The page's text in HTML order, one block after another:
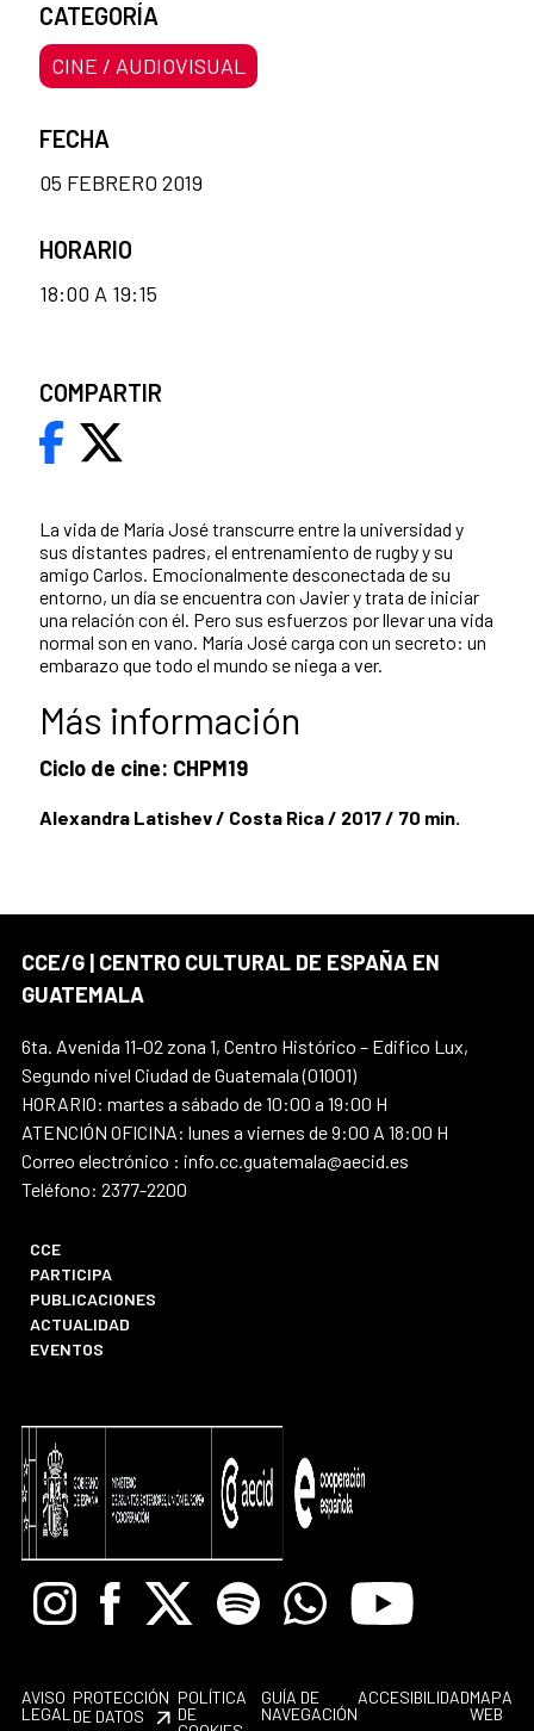
La vida de María José transcurre entre la universidad y
sus distantes padres, el entrenamiento de rugby y su
amigo Carlos. Emocionalmente desconectada de su
entorno, un día se encuentra con Javier y trata de iniciar
una relación con él. Pero sus esfuerzos por llevar una vida
normal son en vano. María José carga con un secreto: un
embarazo que todo el mundo se niega a ver.
Más información
Ciclo de cine: CHPM19
Alexandra Latishev / Costa Rica / 2017 / 70 min.
CATEGORÍA
CINE / AUDIOVISUAL
FECHA
05 FEBRERO 2019
HORARIO
18:00 A 19:15
COMPARTIR
CCE/G | CENTRO CULTURAL DE ESPAÑA EN
GUATEMALA
6ta. Avenida 11-02 zona 1, Centro Histórico – Edifico Lux,
Segundo nivel Ciudad de Guatemala (01001)
HORARIO: martes a sábado de 10:00 a 19:00 H
ATENCIÓN OFICINA: lunes a viernes de 9:00 A 18:00 H
Correo electrónico : info.cc.guatemala@aecid.es
Teléfono: 2377-2200
CCE
PARTICIPA
PUBLICACIONES
ACTUALIDAD
EVENTOS
InstagramFacebook
X Spotify WhatsappYoutube
AVISO
LEGAL
PROTECCIÓN
DE DATOS
POLÍTICA
DE
GUÍA DE
NAVEGACIÓN
ACCESIBILIDADMAPA
WEB